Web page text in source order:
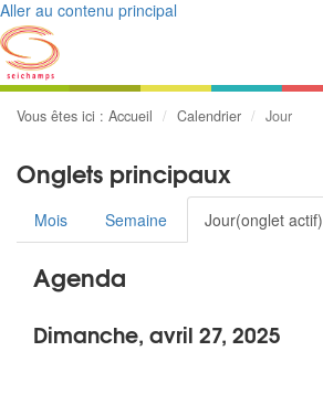
Aller au contenu principal
Vous êtes ici : Accueil Calendrier Jour
Onglets principaux
Mois Semaine Jour(onglet actif)
Agenda
Dimanche, avril 27, 2025